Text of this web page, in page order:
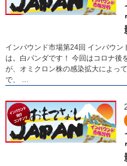
インバウンド市場第24回 インバウ
は。白パンダです！ 今回はコロナ後
が、オミクロン株の感染拡大によっ
で、 …